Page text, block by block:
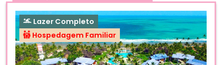
Lazer Completo
Hospedagem Familiar